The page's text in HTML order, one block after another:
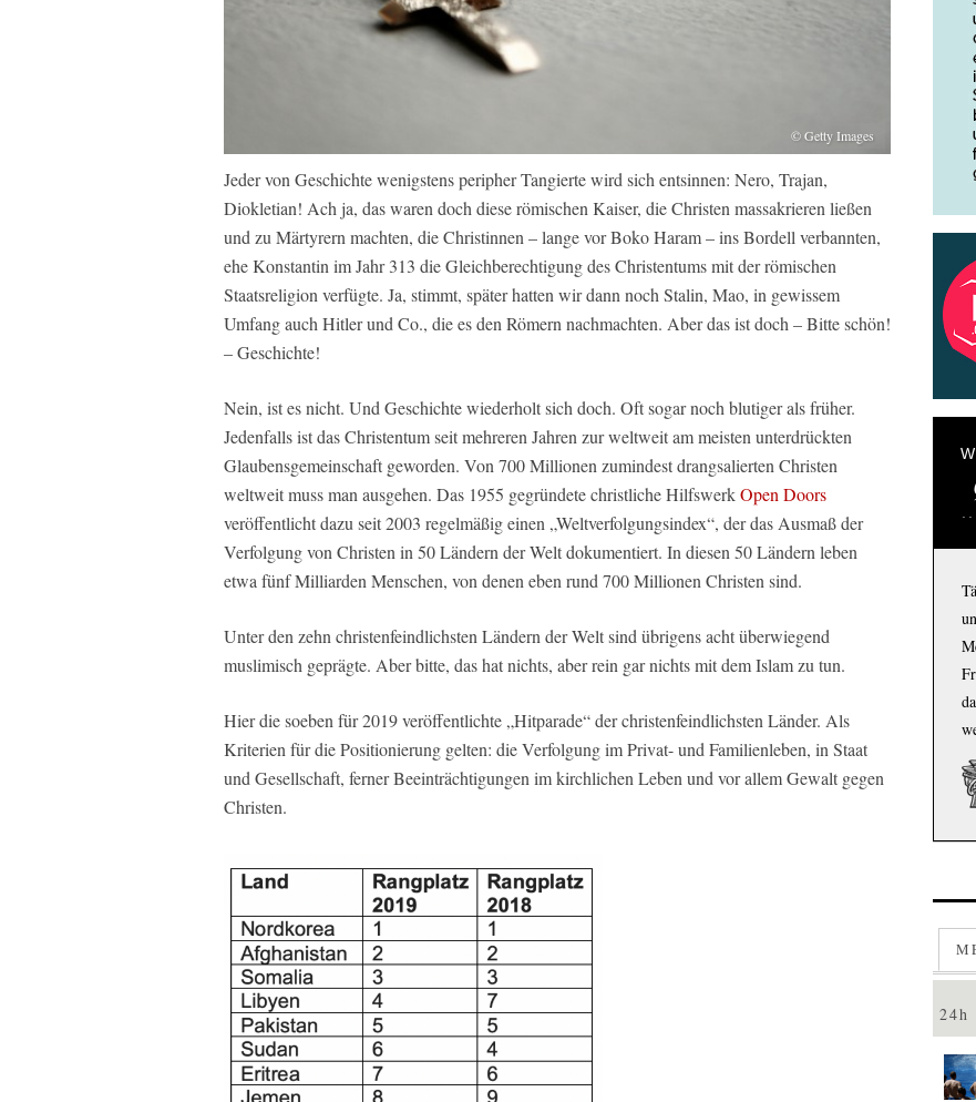
© Getty Images
Jeder von Geschichte wenigstens peripher Tangierte wird sich entsinnen: Nero, Trajan,
Diokletian! Ach ja, das waren doch diese römischen Kaiser, die Christen massakrieren ließen
und zu Märtyrern machten, die Christinnen – lange vor Boko Haram – ins Bordell verbannten,
ehe Konstantin im Jahr 313 die Gleichberechtigung des Christentums mit der römischen
Staatsreligion verfügte. Ja, stimmt, später hatten wir dann noch Stalin, Mao, in gewissem
Umfang auch Hitler und Co., die es den Römern nachmachten. Aber das ist doch – Bitte schön!
– Geschichte!
Nein, ist es nicht. Und Geschichte wiederholt sich doch. Oft sogar noch blutiger als früher.
Jedenfalls ist das Christentum seit mehreren Jahren zur weltweit am meisten unterdrückten
Glaubensgemeinschaft geworden. Von 700 Millionen zumindest drangsalierten Christen
weltweit muss man ausgehen. Das 1955 gegründete christliche HilfswerkOpen Doors
veröffentlicht dazu seit 2003 regelmäßig einen „Weltverfolgungsindex“, der das Ausmaß der
Verfolgung von Christen in 50 Ländern der Welt dokumentiert. In diesen 50 Ländern leben
etwa fünf Milliarden Menschen, von denen eben rund 700 Millionen Christen sind.
Unter den zehn christenfeindlichsten Ländern der Welt sind übrigens acht überwiegend
muslimisch geprägte. Aber bitte, das hat nichts, aber rein gar nichts mit dem Islam zu tun.
Hier die soeben für 2019 veröffentlichte „Hitparade“ der christenfeindlichsten Länder. Als
Kriterien für die Positionierung gelten: die Verfolgung im Privat- und Familienleben, in Staat
und Gesellschaft, ferner Beeinträchtigungen im kirchlichen Leben und vor allem Gewalt gegen
Christen.
24h